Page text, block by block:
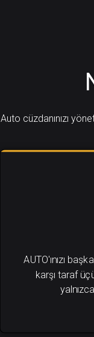
Auto cüzdanınızı
AUTO'ınızı
karşı taraf